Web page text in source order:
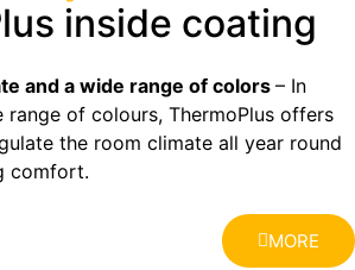
inside coating
and a wide range of colors– In
of colours, ThermoPlus offers
the room climate all year round
comfort.
MORE